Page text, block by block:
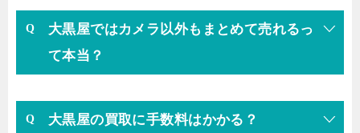
大黒屋ではカメラ以外もまとめて売れるっ
て本当？
大黒屋の買取に手数料はかかる？